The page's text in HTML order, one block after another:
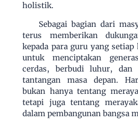
holistik.
Sebagai bagian dari
terus memberikan
kepada para guru yang
untuk menciptakan
cerdas, berbudi luhur, dan
tantangan masa depan.
bukan hanya tentang
tetapi juga tentang
dalam pembangunan bangsa